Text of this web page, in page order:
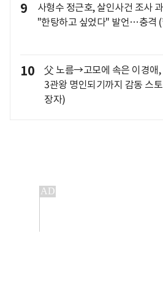
9
사형수 정근호, 살인사건 조사
"한탕하고 싶었다" 발언…충격
10
父 노름→고모에 속은 이경애,
3관왕 명인되기까지 감동 스
장자)